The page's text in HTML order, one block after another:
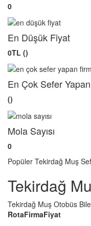
0
En Düşük Fiyat
0TL ()
En Çok Sefer
()
Mola Sayısı
0
Popüler Tekirdağ Muş
Tekirdağ
Tekirdağ Muş Otobüs
RotaFirmaFiyat